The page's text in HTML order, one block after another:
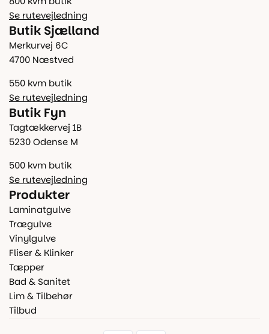
Se rutevejledning
Butik Sjælland
Merkurvej 6C
4700 Næstved
550 kvm butik
Se rutevejledning
Butik Fyn
Tagtækkervej 1B
5230 Odense M
500 kvm butik
Se rutevejledning
Produkter
Laminatgulve
Trægulve
Vinylgulve
Fliser & Klinker
Tæpper
Bad & Sanitet
Lim & Tilbehør
Tilbud